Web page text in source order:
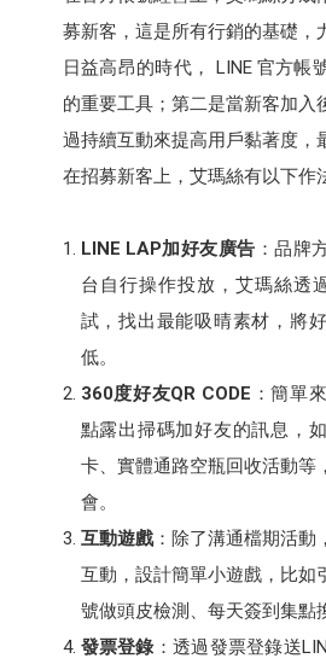
募新客，這是所有行銷的基礎，
日益高昂的時代， LINE 官方帳
的重要工具；第二是當新客加入
過持續互動來提高用戶黏著度，
在招募新客上，艾瑪絲有以下作
LINE LAP加好友廣告 ：品牌
台自行操作投放，艾瑪絲透
試，找出最能吸晴素材，將
低。
360度好友QR CODE ：簡單
點露出掃碼加好友的訊息，
卡、實體通路空瓶回收活動等
會。
互動遊戲：除了溝通檔期活動
互動，設計簡單小遊戲，比如
號做頭皮檢測、每天簽到集點
發票登錄：透過發票登錄送